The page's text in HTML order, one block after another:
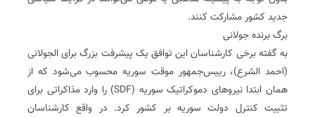
جدید کشور مشارکت کنند.
برگ برنده جولانی
به گفته برخی کارشناسان این توافق یک پیشرفت بزرگ برای الجولانی
(احمد الشرع)، رییس‌جمهور موقت سوریه محسوب می‌شود که از
همان ابتدا نیروهای دموکراتیک سوریه (SDF) را وارد مذاکراتی برای
تثبیت کنترل دولت سوریه بر کشور کرد. در واقع کارشناسان